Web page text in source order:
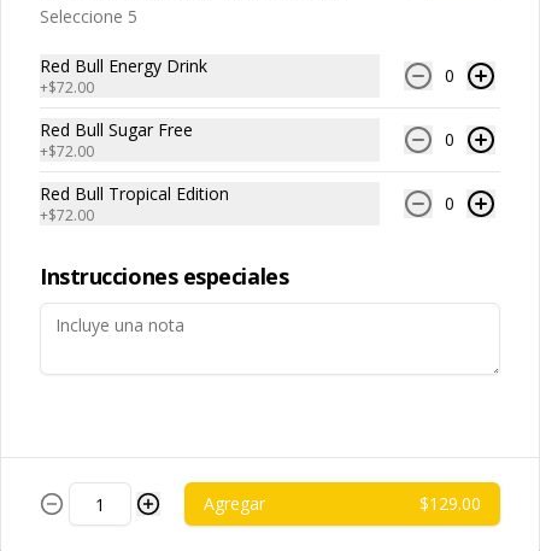
Papas Fritas Individuales
Porción individual de papas fritas
bañadas con salsa de queso cheddar
Papas Fritas para
Seleccione 5
Red Bull Energy Drink
+$72.00
0
Red Bull Sugar Free
+$72.00
0
Red Bull Tropical Edition
+$72.00
0
Instrucciones especiales
Agregar $129.00